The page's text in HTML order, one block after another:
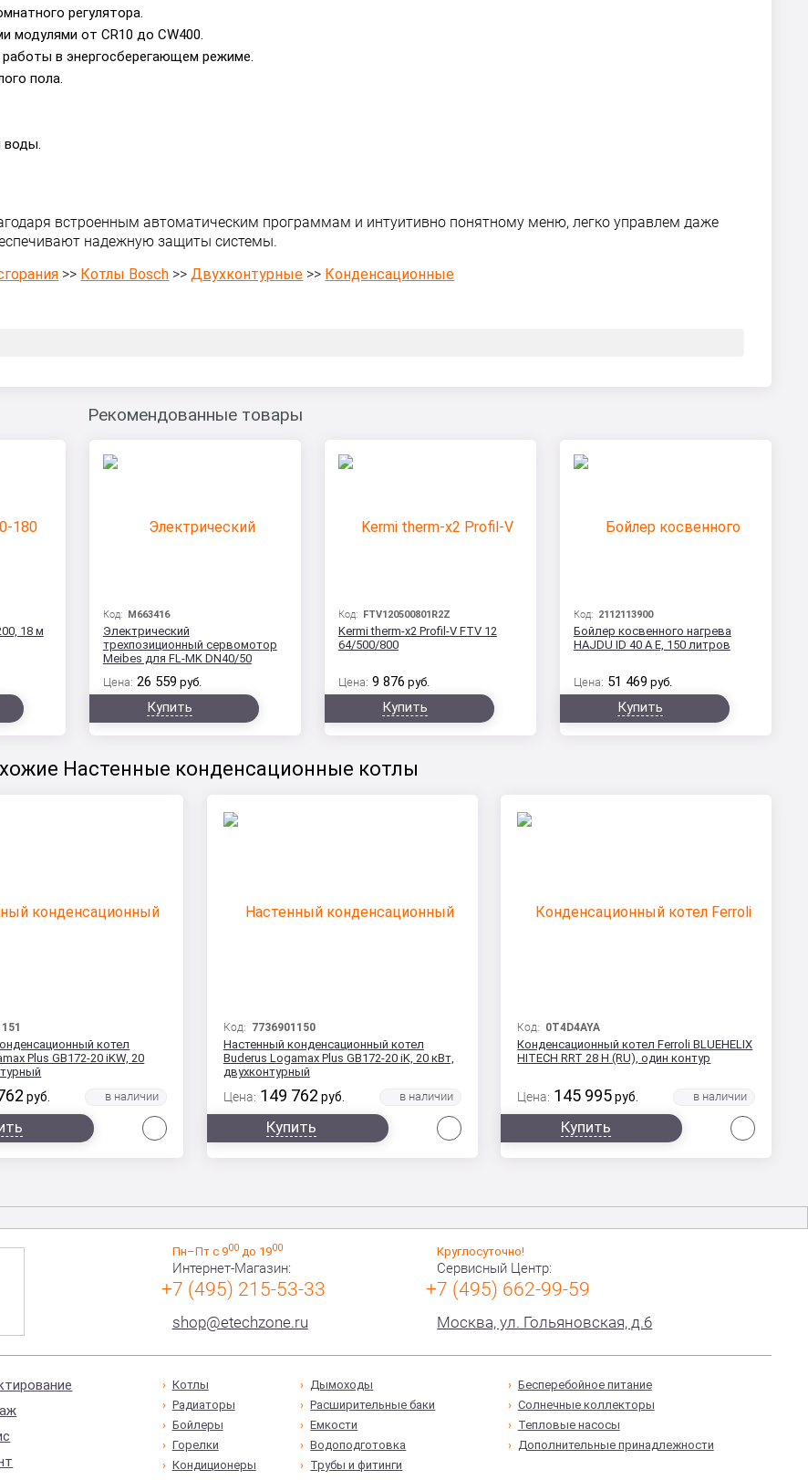
регулятора.
модулями от CR10 до CW400.
в энергосберегающем режиме.
пола.
воды.
встроенным автоматическим программам и интуитивно понятному меню, легко управлем даже
надежную защиты системы.
>> Котлы Bosch >>Двухконтурные >> Конденсационные
Рекомендованные товары
18 м
Код: M663416
Электрический
трехпозиционный сервомотор
Meibes для FL-MK DN40/50
Цена: 26 559 руб.
Купить
Код: FTV120500801R2Z
Kermi therm-x2 Profil-V FTV 12
64/500/800
Цена: 9 876 руб.
Купить
Код: 2112113900
Бойлер косвенного нагрева
HAJDU ID 40 A E, 150 литров
Цена: 51 469 руб.
Купить
Настенные конденсационные котлы
котел
Plus GB172-20 iKW, 20
руб.
Код: 7736901150
Настенный конденсационный котел
Buderus Logamax Plus GB172-20 iK, 20 кВт,
двухконтурный
Цена: 149 762 руб.
Купить
Код: 0T4D4AYA
Конденсационный котел Ferroli BLUEHELIX
HITECH RRT 28 H (RU), один контур
Цена: 145 995 руб.
Купить
Пн–Пт с 900до 1900
Интернет-Магазин:
+7 (495) 215-53-33
shop@etechzone.ru
Круглосуточно!
Сервисный Центр:
+7 (495) 662-99-59
Москва, ул. Гольяновская, д.6
Котлы
Радиаторы
Бойлеры
Горелки
Кондиционеры
Дымоходы
Расширительные баки
Емкости
Водоподготовка
Трубы и фитинги
Бесперебойное питание
Солнечные коллекторы
Тепловые насосы
Дополнительные принадлежности